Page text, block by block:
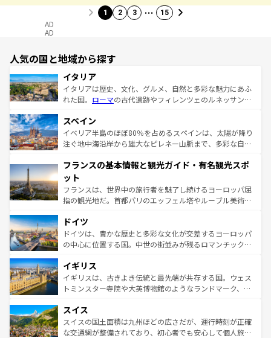
1 2 3 … 15
AD
AD
人気の国と地域から探す
イタリア
イタリアは歴史、文化、グルメ、自然と多彩な魅力にあふ
れた国。 ローマの古代遺跡やフィレンツェのルネッサンス
ろん、トスカーナの美しい田園風景やアマルフィ海岸の絶
景など、自然景観も見逃せない。観光の合間には、本場の
ピザやパスタなど、絶品のイタリア料理を堪能することも
ませてくれるイタリアで、忘れられない旅をしてみよう！
なお、新着のイタリア情報は
しい。
スペイン
イベリア半島のほぼ80％を占めるスペインは、太陽が降り
注ぐ地中海沿岸から雄大なピレネー山脈まで、多彩な自然
文化が根付くこの国では、情熱的なフラメンコ、熱気あふ
れる闘牛、そして美味しいタパスが生活の一部となってい
る。首都マドリードの洗練された雰囲気や、バルセロナの
アートに溢れた街角から、地方では古代ローマ遺跡や中世
せる。地方によって風土や気候が異なるスペインはその個
性で訪れる人を魅了する。 なお、新着のスペイン情報は コ
ンテンツ一覧を参照してほしい。
フランスの基本情報と観光ガイド・有名観光スポ
ット
フランスは、世界中の旅行者を魅了し続けるヨーロッパ屈
指の観光地だ。首都パリのエッフェル塔やルーブル美術館
で、幅広い魅力が詰まっている。華麗な宮殿、歴史的な大
聖堂、美しいビーチ、そして豊かな自然が、訪れる者を心
から魅了する。また、フランスは美食の国としても知ら
いる。シャンパンの発祥地であるランス、プロヴァンスの
香り高いラベンダー畑など、多彩な楽しみ方が可能だ。さ
らに、パリ以外の地域にも魅力が溢れており、どの街角に
れる地方に足を運ぶとそれぞれで全く異なる文化を体験で
きるだろう。 なお、新着のフランス情報はコンテンツ一覧
を参照してほしい。
ドイツ
ドイツは、豊かな歴史と多彩な文化が交差するヨーロッパ
の中心に位置する国。中世の街並みが残るロマンチック街
顔を持つこの国は、どこを歩いても飽きることがない。ベ
ルリンの文化的活気、バイエルン州のアルプスの絶景、そ
してライン川沿いのワイン畑といった風景は必見。ビール
は、お酒好きな人にはぜひ体験してほしい。 なお、新着の
ドイツ情報はコンテンツ一覧を参照してほしい。
イギリス
イギリスは、古きよき伝統と最先端が共存する国。ウェス
トミンスター寺院や大英博物館のようなランドマーク、歴
リアごとに異なる魅力がある。また、優雅なアフタヌーン
ティー、ビール好きにはたまらない英国パブ、サッカー観
戦など、本場だからこそできる体験も豊富。イギリスを旅
スイス
スイスの国土面積は九州ほどの広さだが、運行時刻が正確
な交通網が整備されており、初心者でも安心して個人旅行